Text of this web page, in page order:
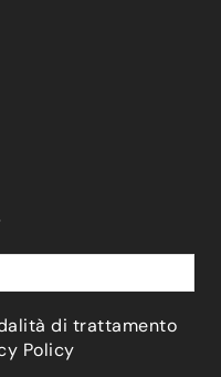
di trattamento
Policy